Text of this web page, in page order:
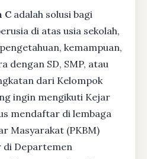
C adalah solusi bagi
di atas usia sekolah,
kemampuan,
dengan SD, SMP, atau
dari Kelompok
ingin mengikuti Kejar
mendaftar di lembaga
Masyarakat (PKBM)
Departemen